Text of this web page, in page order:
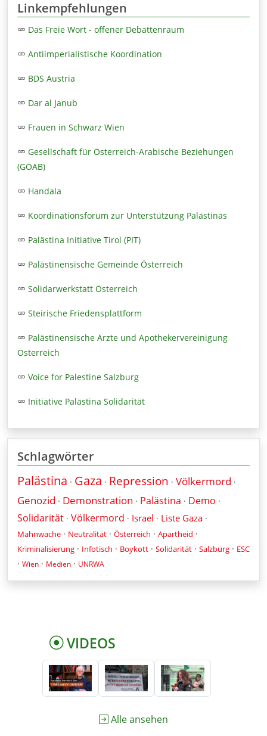
Linkempfehlungen
Das Freie Wort - offener Debattenraum
Antiimperialistische Koordination
BDS Austria
Dar al Janub
Frauen in Schwarz Wien
Gesellschaft für Österreich-Arabische Beziehungen
(GÖAB)
Handala
Koordinationsforum zur Unterstützung Palästinas
Palästina Initiative Tirol (PIT)
Palästinensische Gemeinde Österreich
Solidarwerkstatt Österreich
Steirische Friedensplattform
Palästinensische Ärzte und Apothekervereinigung
Österreich
Voice for Palestine Salzburg
Initiative Palästina Solidarität
Schlagwörter
Palästina · Gaza · Repression · Völkermord ·
Genozid · Demonstration · Palästina · Demo ·
Solidarität · Völkermord · Israel · Liste Gaza ·
Mahnwache · Neutralität · Österreich · Apartheid ·
Kriminalisierung · Infotisch · Boykott · Solidarität · Salzburg · ESC
· Wien · Medien · UNRWA
VIDEOS
Alle ansehen